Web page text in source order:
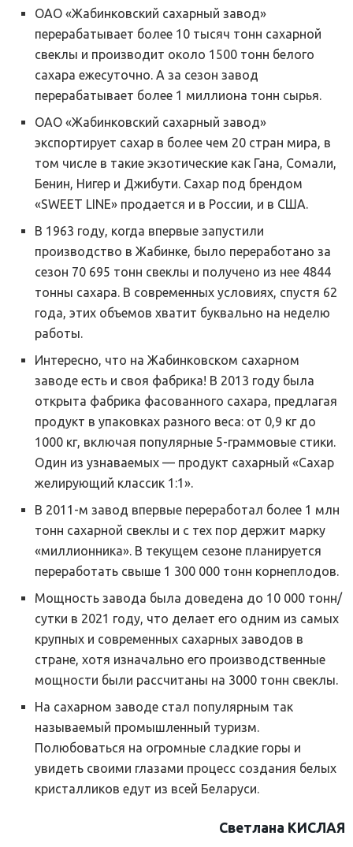
ОАО «Жабинковский сахарный завод»
перерабатывает более 10 тысяч тонн сахарной
свеклы и производит около 1500 тонн белого
сахара ежесуточно. А за сезон завод
перерабатывает более 1 миллиона тонн сырья.
ОАО «Жабинковский сахарный завод»
экспортирует сахар в более чем 20 стран мира, в
том числе в такие экзотические как Гана, Сомали,
Бенин, Нигер и Джибути. Сахар под брендом
«SWEET LINE» продается и в России, и в США.
В 1963 году, когда впервые запустили
производство в Жабинке, было переработано за
сезон 70 695 тонн свеклы и получено из нее 4844
тонны сахара. В современных условиях, спустя 62
года, этих объемов хватит буквально на неделю
работы.
Интересно, что на Жабинковском сахарном
заводе есть и своя фабрика! В 2013 году была
открыта фабрика фасованного сахара, предлагая
продукт в упаковках разного веса: от 0,9 кг до
1000 кг, включая популярные 5-граммовые стики.
Один из узнаваемых — продукт сахарный «Сахар
желирующий классик 1:1».
В 2011-м завод впервые переработал более 1 млн
тонн сахарной свеклы и с тех пор держит марку
«миллионника». В текущем сезоне планируется
переработать свыше 1 300 000 тонн корнеплодов.
Мощность завода была доведена до 10 000 тонн/
сутки в 2021 году, что делает его одним из самых
крупных и современных сахарных заводов в
стране, хотя изначально его производственные
мощности были рассчитаны на 3000 тонн свеклы.
На сахарном заводе стал популярным так
называемый промышленный туризм.
Полюбоваться на огромные сладкие горы и
увидеть своими глазами процесс создания белых
кристалликов едут из всей Беларуси.
Светлана КИСЛАЯ